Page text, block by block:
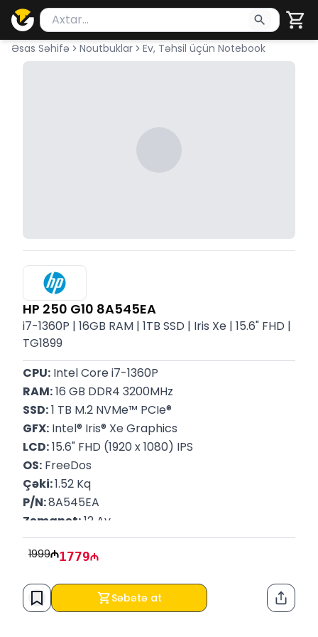
Məhsul axtar
Axtarış üçün ən azı 2 simvol yazın. Göndərmək
Əsas Səhifə Noutbuklar Ev, Təhsil üçün Notebook
HP 250 G10 8A545EA
i7-1360P | 16GB RAM | 1TB SSD | Iris Xe | 15.6" FHD |
TG1899
CPU: Intel Core i7-1360P
RAM: 16 GB DDR4 3200MHz
SSD: 1 TB M.2 NVMe™ PCIe®
GFX: Intel® Iris® Xe Graphics
LCD: 15.6" FHD (1920 x 1080) IPS
OS: FreeDos
Çəki: 1.52 Kq
P/N: 8A545EA
Zəmanət: 12 Ay
1999 1779
Səbətə at